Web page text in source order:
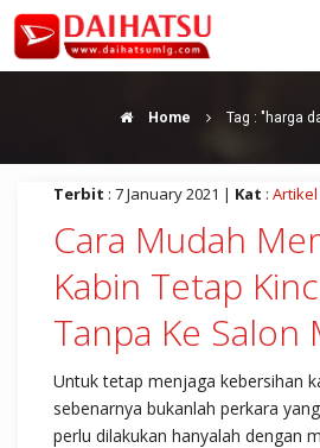
Home Tag : "harga
Terbit : 7 January 2021 | Kat : Artikel
Cara Mudah
Kabin Tetap
Tanpa Ke Salon
Untuk tetap menjaga kebersihan
sebenarnya bukanlah perkara
perlu dilakukan hanyalah dengan